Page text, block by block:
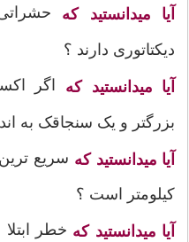
آیا میدانستید که
دیکتاتوری دارند ؟
آیا میدانستید که اگر
بزرگتر و یک سنجاقک به
آیا میدانستید که
کیلومتر است ؟
آیا میدانستید که